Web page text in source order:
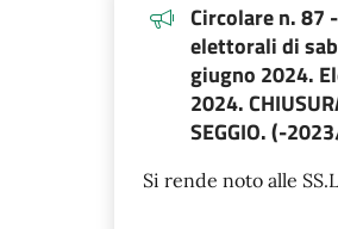
Circolare n. 87
elettorali di
giugno 2024.
2024.
SEGGIO. (-
Si rende noto alle